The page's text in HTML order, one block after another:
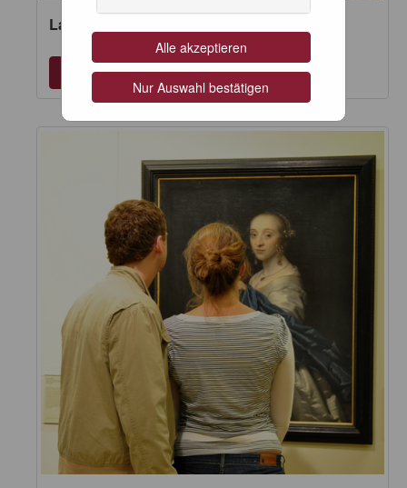
Alle akzeptieren
Nur Auswahl bestätigen
Landesmuseum Mainz | Museumseintritt